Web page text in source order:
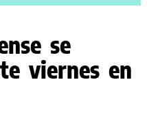
se
viernes en